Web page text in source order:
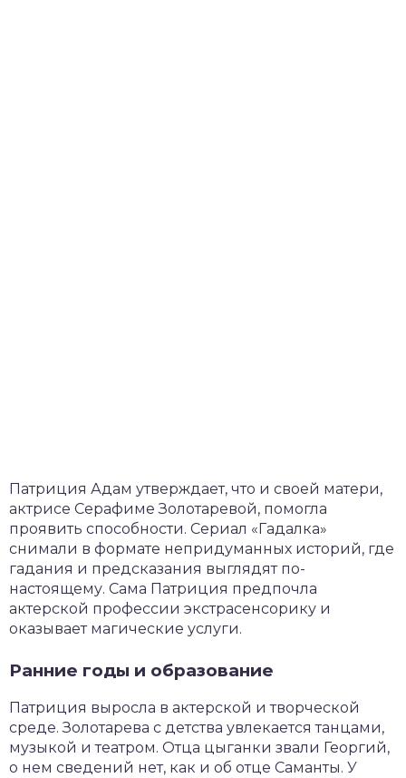
Патриция Адам утверждает, что и своей матери,
актрисе Серафиме Золотаревой, помогла
проявить способности. Сериал «Гадалка»
снимали в формате непридуманных историй, где
гадания и предсказания выглядят по-
настоящему. Сама Патриция предпочла
актерской профессии экстрасенсорику и
оказывает магические услуги.
Ранние годы и образование
Патриция выросла в актерской и творческой
среде. Золотарева с детства увлекается танцами,
музыкой и театром. Отца цыганки звали Георгий,
о нем сведений нет, как и об отце Саманты. У